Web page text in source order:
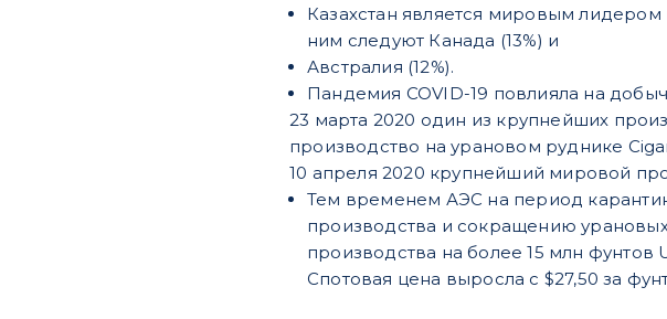
Казахстан является мировым лидером
ним следуют Канада (13%) и
Австралия (12%).
Пандемия COVID-19 повлияла на
23 марта 2020 один из крупнейших
производство на урановом руднике
10 апреля 2020 крупнейший мировой
Тем временем АЭС на период
производства и сокращению
производства на более 15 млн фунтов
Спотовая цена выросла с $27,50 за